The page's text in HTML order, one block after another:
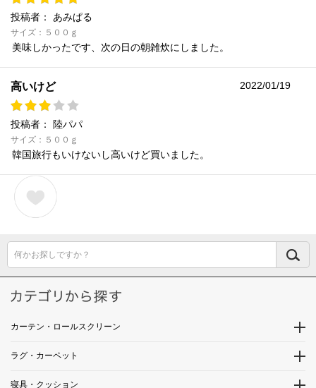
投稿者： あみぱる
サイズ：５００ｇ
美味しかったです、次の日の朝雑炊にしました。
高いけど 2022/01/19
投稿者： 陸パパ
サイズ：５００ｇ
韓国旅行もいけないし高いけど買いました。
何かお探しですか？
カーテン・ロールスクリーン
ラグ・カーペット
寝具・クッション